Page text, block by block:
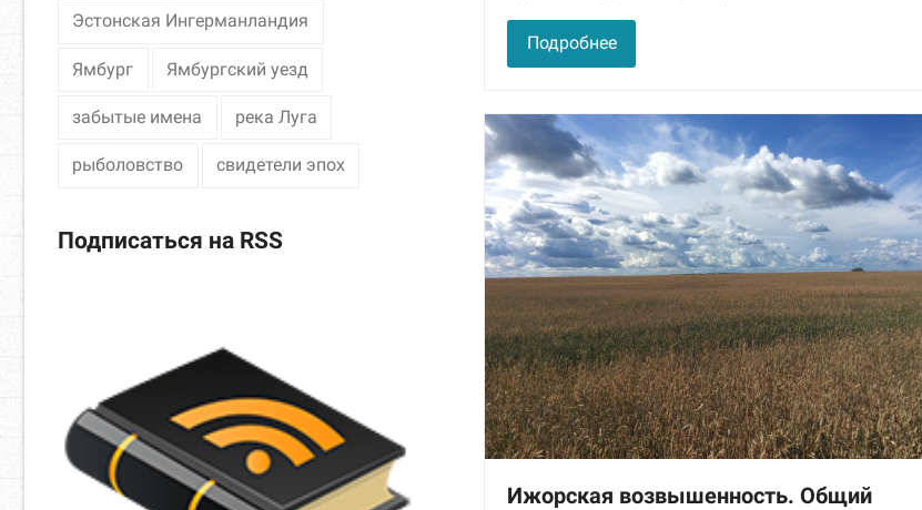
Подробнее
Ижорская возвышенность. Общий
Эстонская Ингерманландия
Ямбург Ямбургский уезд
забытые имена река Луга
рыболовство свидетели эпох
Подписаться на RSS